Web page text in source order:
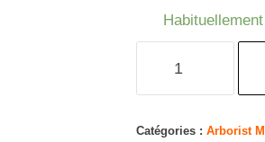
Thing
Catégories : Arborist